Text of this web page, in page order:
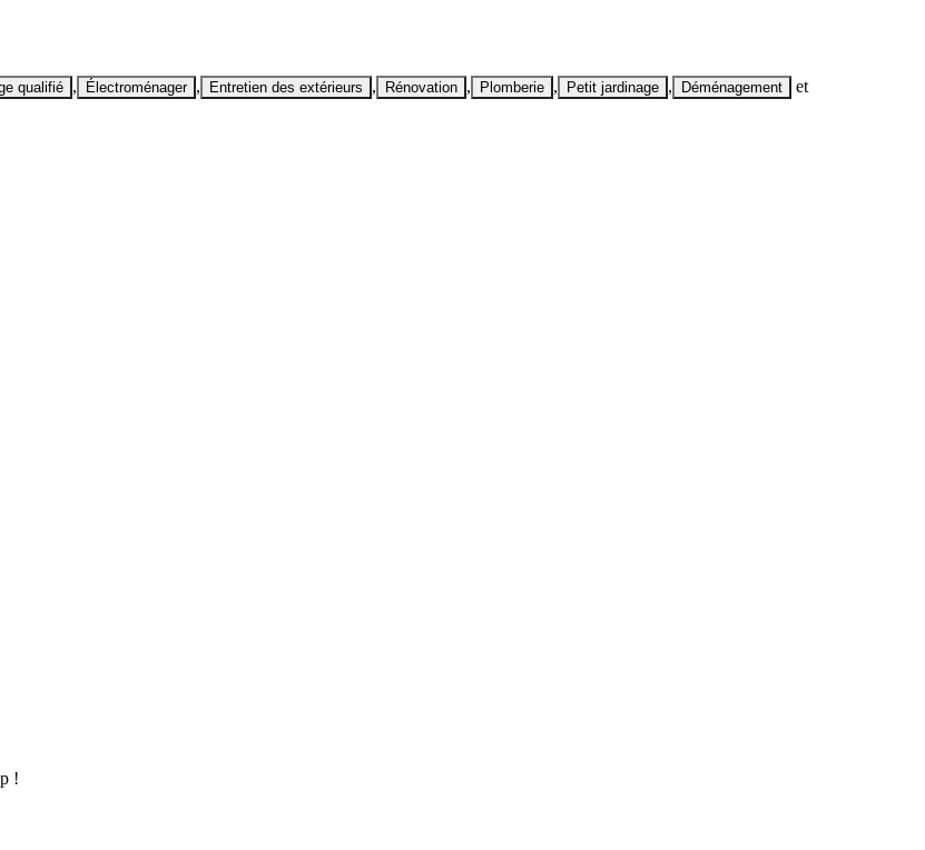
qualifié , Électroménager , Entretien des extérieurs , Rénovation , Plomberie , Petit jardinage , Déménagement et
!